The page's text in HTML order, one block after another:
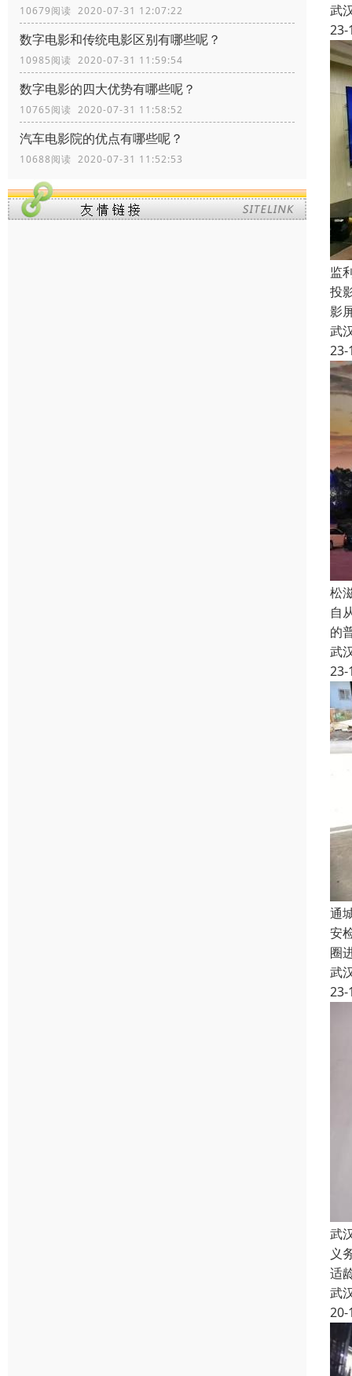
10679阅读 2020-07-31 12:07:22
数字电影和传统电影区别有哪些呢？
10985阅读 2020-07-31 11:59:54
数字电影的四大优势有哪些呢？
10765阅读 2020-07-31 11:58:52
汽车电影院的优点有哪些呢？
10688阅读 2020-07-31 11:52:53
武
23-
监
投
影
武
23-
松
自
的
武
23-
通
安
圈
武
23-
武
义
适
武
20-